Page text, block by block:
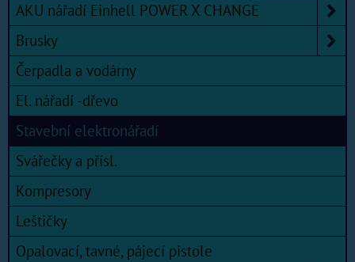
AKU nářadí Einhell POWER X CHANGE
Brusky
Čerpadla a vodárny
El. nářadí -dřevo
Stavební elektronářadí
Svářečky a přísl.
Kompresory
Leštičky
Opalovací, tavné, pájecí pistole